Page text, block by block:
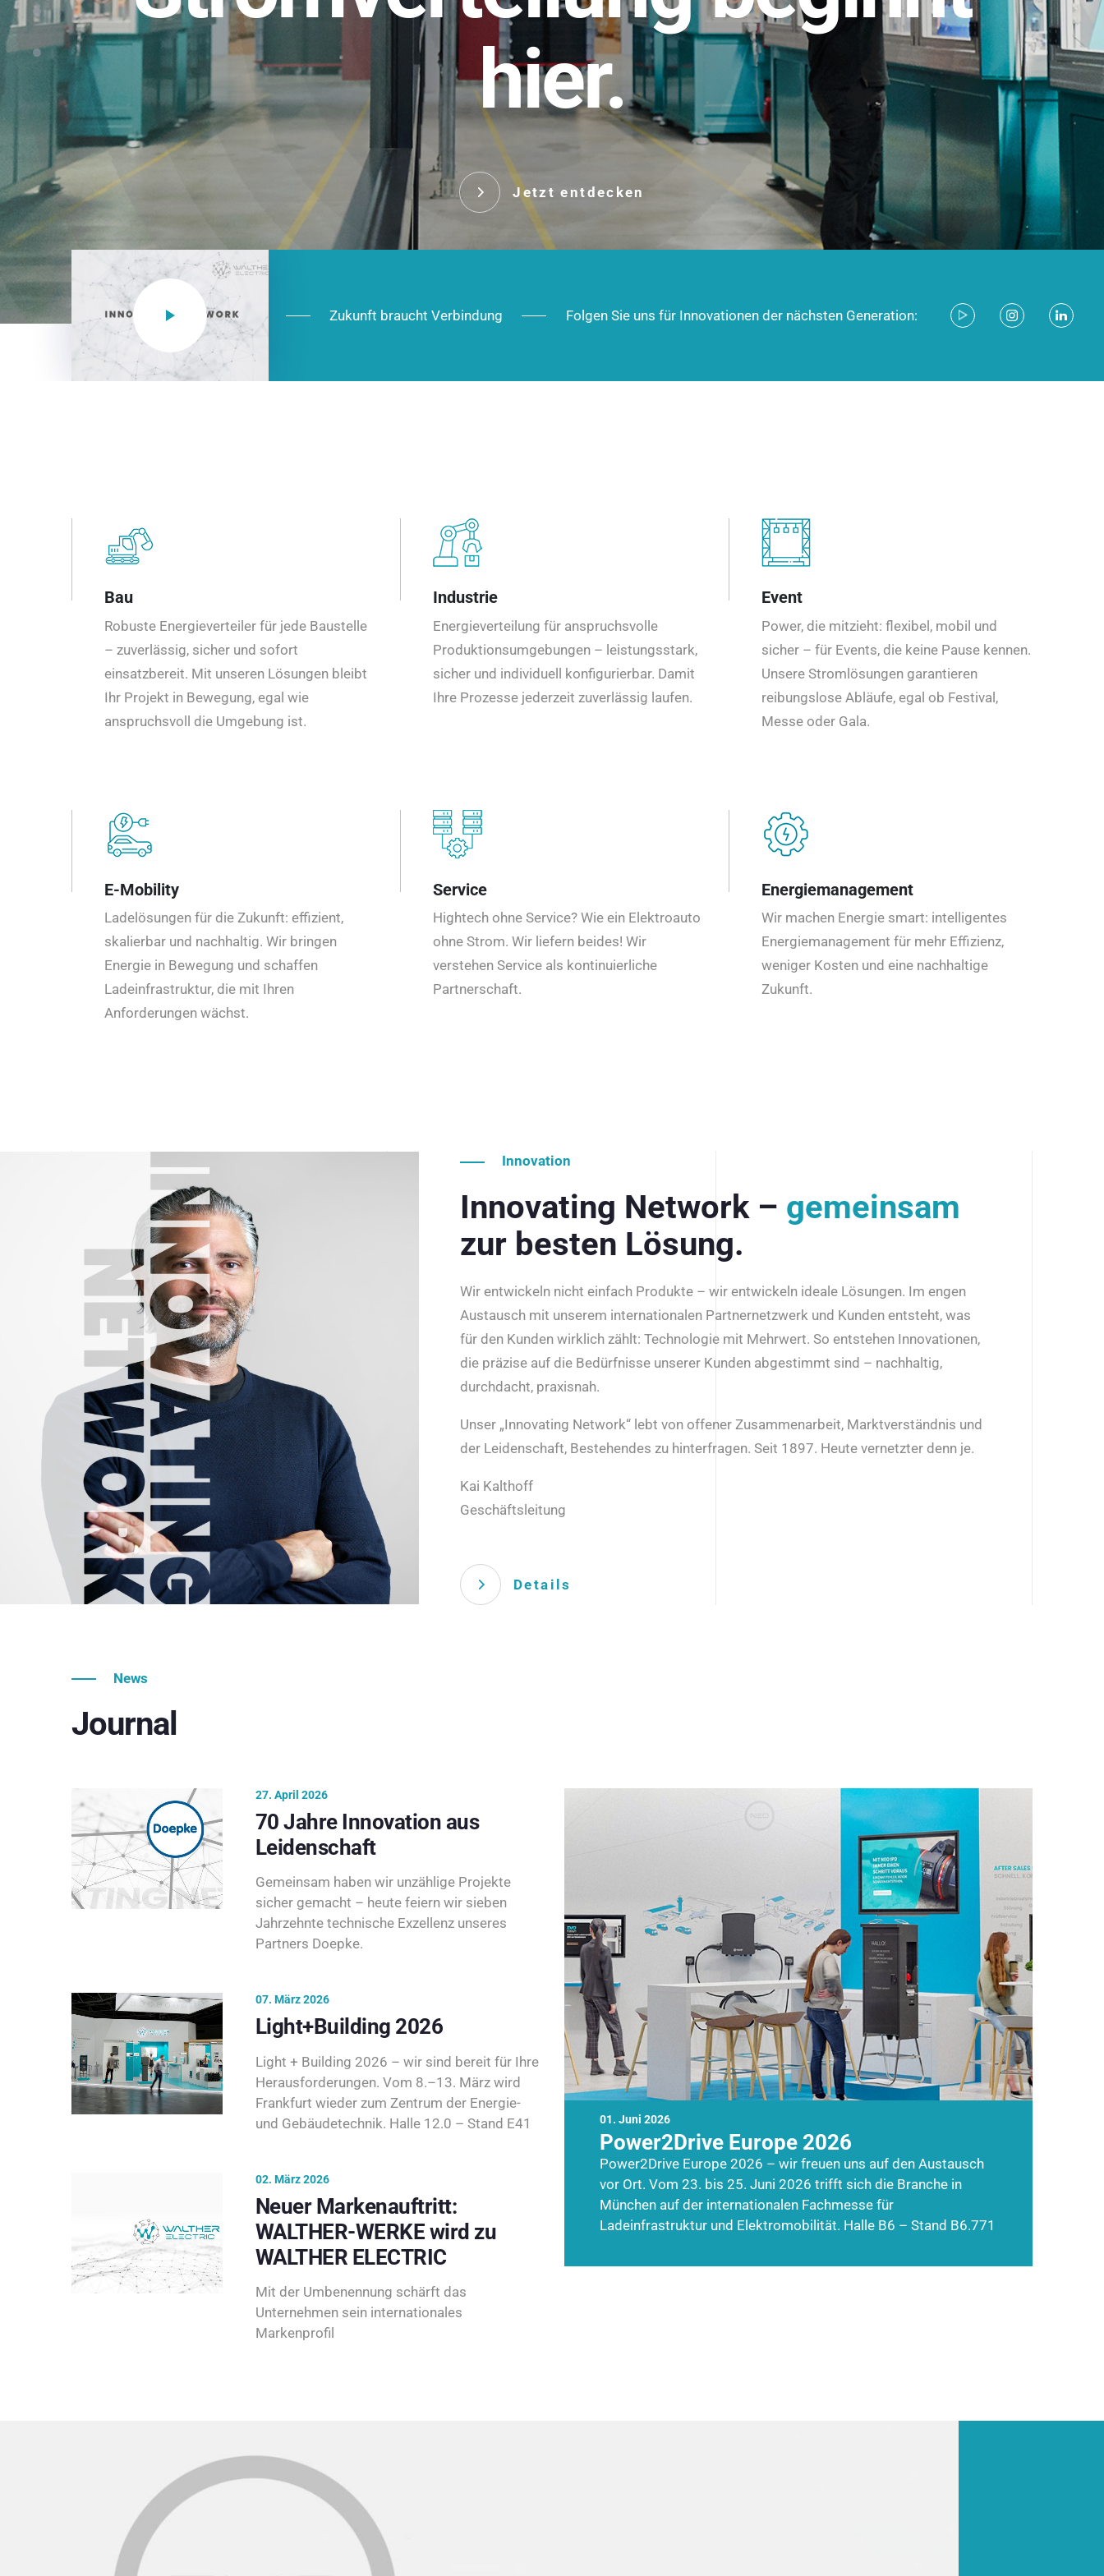
hier.
Jetzt entdecken
NEO CEE: Energieverteilung mit System. Robust im Alltag,
effizient in der Installation, zukunftsfähig im Ausbau.
Das innovative Stecksystem für industrielle Anwendungen –
robust, IP-geschützt und zukunftsfähig.
Jetzt entdecken
Zukunft braucht Verbindung Folgen Sie uns für Innovationen der nächsten Generation:
Bau
Robuste Energieverteiler für jede Baustelle
– zuverlässig, sicher und sofort
einsatzbereit. Mit unseren Lösungen bleibt
Ihr Projekt in Bewegung, egal wie
anspruchsvoll die Umgebung ist.
Industrie
Energieverteilung für anspruchsvolle
Produktionsumgebungen – leistungsstark,
sicher und individuell konfigurierbar. Damit
Ihre Prozesse jederzeit zuverlässig laufen.
Event
Power, die mitzieht: flexibel, mobil und
sicher – für Events, die keine Pause kennen.
Unsere Stromlösungen garantieren
reibungslose Abläufe, egal ob Festival,
Messe oder Gala.
E-Mobility
Ladelösungen für die Zukunft: effizient,
skalierbar und nachhaltig. Wir bringen
Energie in Bewegung und schaffen
Ladeinfrastruktur, die mit Ihren
Anforderungen wächst.
Service
Hightech ohne Service? Wie ein Elektroauto
ohne Strom. Wir liefern beides! Wir
verstehen Service als kontinuierliche
Partnerschaft.
Energiemanagement
Wir machen Energie smart: intelligentes
Energiemanagement für mehr Effizienz,
weniger Kosten und eine nachhaltige
Zukunft.
Innovation
Innovating Network – gemeinsam
zur besten Lösung.
Wir entwickeln nicht einfach Produkte – wir entwickeln ideale Lösungen. Im engen
Austausch mit unserem internationalen Partnernetzwerk und Kunden entsteht, was
für den Kunden wirklich zählt: Technologie mit Mehrwert. So entstehen Innovationen,
die präzise auf die Bedürfnisse unserer Kunden abgestimmt sind – nachhaltig,
durchdacht, praxisnah.
Unser „Innovating Network“ lebt von offener Zusammenarbeit, Marktverständnis und
der Leidenschaft, Bestehendes zu hinterfragen. Seit 1897. Heute vernetzter denn je.
Kai Kalthoff
Geschäftsleitung
Details
News
Journal
01. Juni 2026
Power2Drive Europe 2026
Power2Drive Europe 2026 – wir freuen uns auf den Austausch
vor Ort. Vom 23. bis 25. Juni 2026 trifft sich die Branche in
München auf der internationalen Fachmesse für
Ladeinfrastruktur und Elektromobilität. Halle B6 – Stand B6.771
27. April 2026
70 Jahre Innovation aus
Leidenschaft
Gemeinsam haben wir unzählige Projekte
sicher gemacht – heute feiern wir sieben
Jahrzehnte technische Exzellenz unseres
Partners Doepke.
07. März 2026
Light+Building 2026
Light + Building 2026 – wir sind bereit für Ihre
Herausforderungen. Vom 8.–13. März wird
Frankfurt wieder zum Zentrum der Energie-
und Gebäudetechnik. Halle 12.0 – Stand E41
02. März 2026
Neuer Markenauftritt:
WALTHER-WERKE wird zu
WALTHER ELECTRIC
Mit der Umbenennung schärft das
Unternehmen sein internationales
Markenprofil